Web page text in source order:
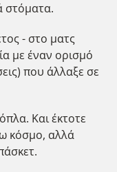
στόματα.
- στο ματς
με έναν ορισμό
που άλλαξε σε
Και έκτοτε
κόσμο, αλλά